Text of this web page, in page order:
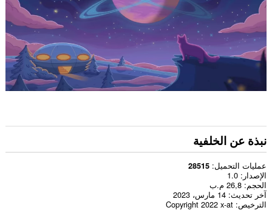
نبذة عن الخلفية
عمليات التحميل 28515
الإصدار
1.0
الحجم 26,8 م.ب
آخر تحديث 14 مارس، 2023
الترخيص Copyright 2022 x-at